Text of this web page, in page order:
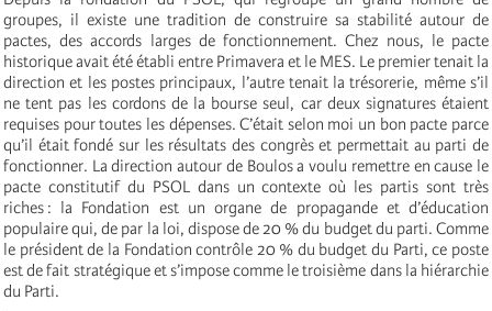
groupes, il existe une tradition de construire sa stabilité autour de
pactes, des accords larges de fonctionnement. Chez nous, le pacte
historique avait été établi entre Primavera et le MES. Le premier tenait la
direction et les postes principaux, l’autre tenait la trésorerie, même s’il
ne tent pas les cordons de la bourse seul, car deux signatures étaient
requises pour toutes les dépenses. C’était selon moi un bon pacte parce
qu’il était fondé sur les résultats des congrès et permettait au parti de
fonctionner. La direction autour de Boulos a voulu remettre en cause le
pacte constitutif du PSOL dans un contexte où les partis sont très
riches : la Fondation est un organe de propagande et d’éducation
populaire qui, de par la loi, dispose de 20 % du budget du parti. Comme
le président de la Fondation contrôle 20 % du budget du Parti, ce poste
est de fait stratégique et s’impose comme le troisième dans la hiérarchie
du Parti.